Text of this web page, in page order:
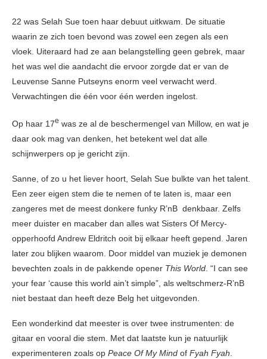
22 was Selah Sue toen haar debuut uitkwam. De situatie
waarin ze zich toen bevond was zowel een zegen als een
vloek. Uiteraard had ze aan belangstelling geen gebrek, maar
het was wel die aandacht die ervoor zorgde dat er van de
Leuvense Sanne Putseyns enorm veel verwacht werd.
Verwachtingen die één voor één werden ingelost.
Op haar 17e was ze al de beschermengel van Millow, en wat je
daar ook mag van denken, het betekent wel dat alle
schijnwerpers op je gericht zijn.
Sanne, of zo u het liever hoort, Selah Sue bulkte van het talent.
Een zeer eigen stem die te nemen of te laten is, maar een
zangeres met de meest donkere funky R’nB denkbaar. Zelfs
meer duister en macaber dan alles wat Sisters Of Mercy-
opperhoofd Andrew Eldritch ooit bij elkaar heeft gepend. Jaren
later zou blijken waarom. Door middel van muziek je demonen
bevechten zoals in de pakkende opener This World . “I can see
your fear ‘cause this world ain’t simple”, als weltschmerz-R’nB
niet bestaat dan heeft deze Belg het uitgevonden.
Een wonderkind dat meester is over twee instrumenten: de
gitaar en vooral die stem. Met dat laatste kun je natuurlijk
experimenteren zoals op Peace Of My Mind of Fyah Fyah